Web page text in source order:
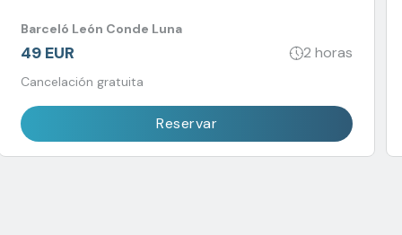
Barceló León Conde Luna
49 EUR 2 horas
Cancelación gratuita
Reservar